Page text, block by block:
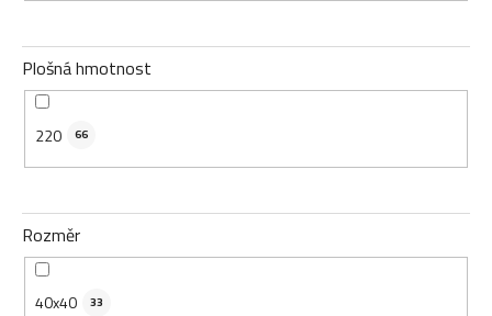
Plošná hmotnost
220 66
Rozměr
40x40 33